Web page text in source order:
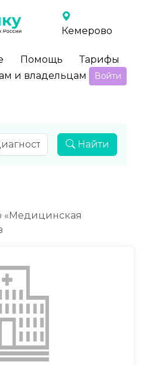
Кемерово
Помощь
Тарифы
и владельцам
Войти
Найти